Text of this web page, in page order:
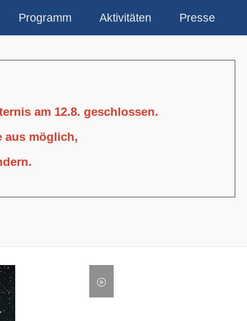
Programm Aktivitäten Presse
am 12.8. geschlossen.
aus möglich,